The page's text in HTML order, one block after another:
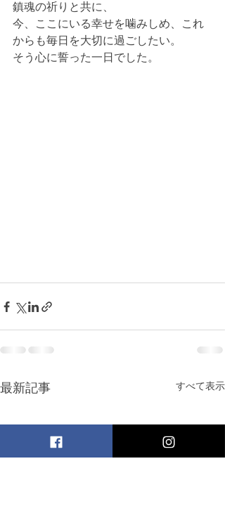
鎮魂の祈りと共に、
今、ここにいる幸せを噛みしめ、これ
からも毎日を大切に過ごしたい。
そう心に誓った一日でした。
最新記事 すべて表示